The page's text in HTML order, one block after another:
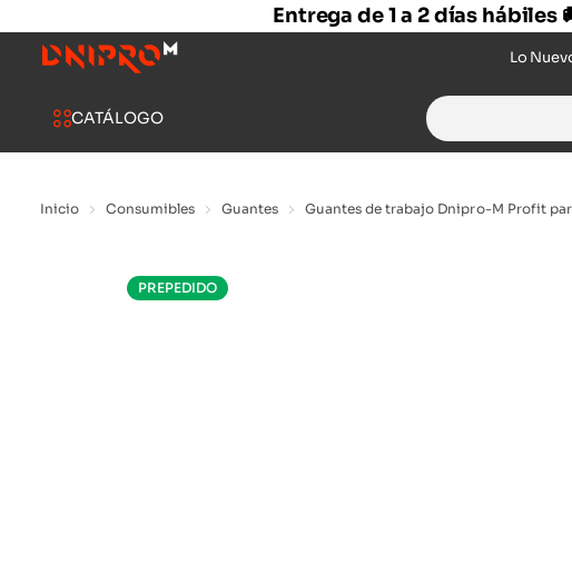
Entrega de 1 a 2 días
Lo
CATÁLOGO
Search
for:
Inicio Consumibles Guantes Guantes de trabajo Dnipro-M Profit
PREPEDIDO